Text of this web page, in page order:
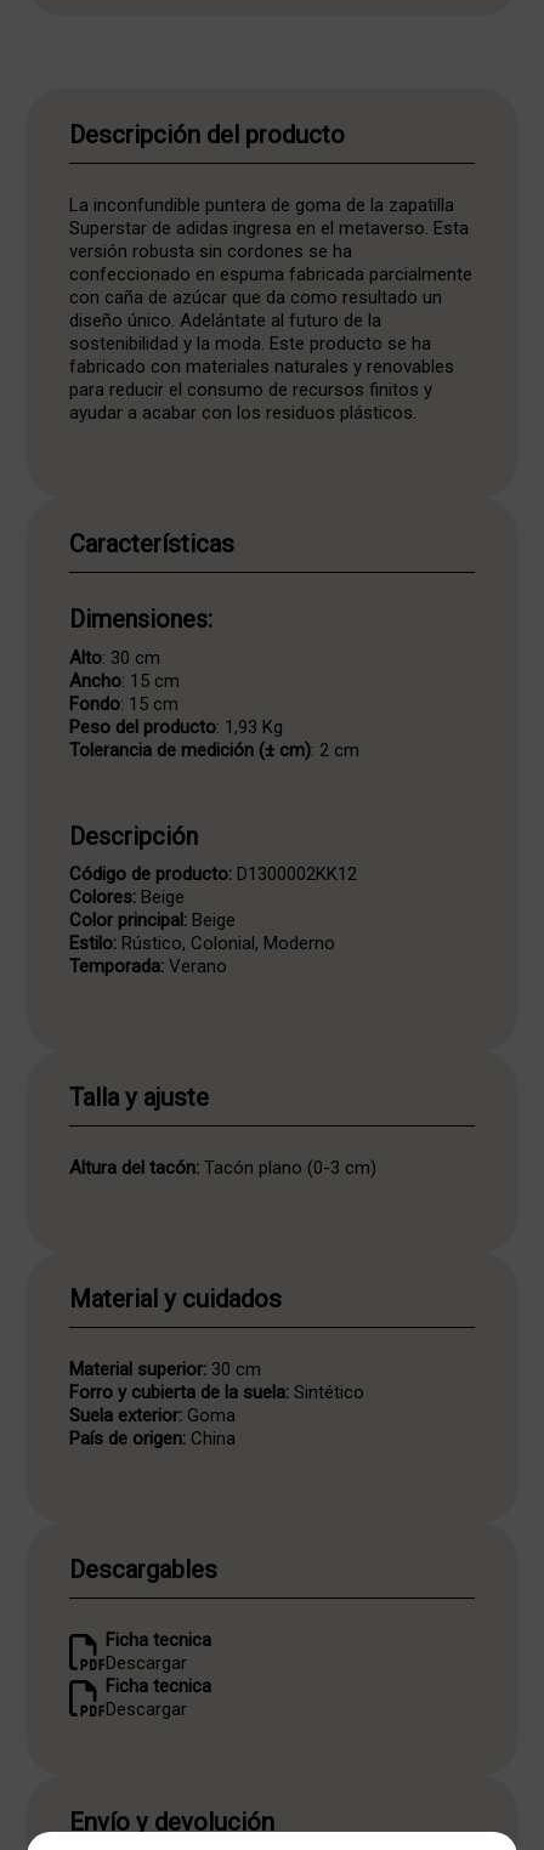
Descripción del producto
La inconfundible puntera de goma de la zapatilla
Superstar de adidas ingresa en el metaverso. Esta
versión robusta sin cordones se ha
confeccionado en espuma fabricada parcialmente
con caña de azúcar que da como resultado un
diseño único. Adelántate al futuro de la
sostenibilidad y la moda. Este producto se ha
fabricado con materiales naturales y renovables
para reducir el consumo de recursos finitos y
ayudar a acabar con los residuos plásticos.
Características
Dimensiones:
Alto: 30 cm
Ancho: 15 cm
Fondo: 15 cm
Peso del producto: 1,93 Kg
Tolerancia de medición (± cm): 2 cm
Descripción
Código de producto: D1300002KK12
Colores: Beige
Color principal: Beige
Estilo: Rústico, Colonial, Moderno
Temporada: Verano
Talla y ajuste
Altura del tacón: Tacón plano (0-3 cm)
Material y cuidados
Material superior: 30 cm
Forro y cubierta de la suela: Sintético
Suela exterior: Goma
País de origen: China
Descargables
Ficha tecnica
Descargar
Ficha tecnica
Descargar
Envío y devolución